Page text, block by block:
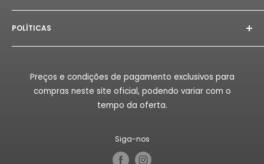
E-mail:astorept@outlook.com
Whatsapp:
Horário de Atendimento:Segunda à Sex das 08h as
POLÍTICAS
Aviso Legal
Politica de Reembolso
Preços e condições de pagamento exclusivos para
compras neste site oficial, podendo variar com o
tempo da oferta.
Siga-nos